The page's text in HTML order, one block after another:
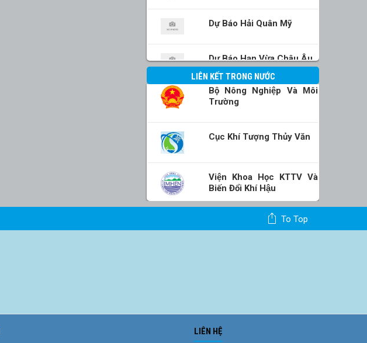
Dự Báo Hải Quân Mỹ
Dự Báo Hạn Vừa Châu Âu
LIÊN KẾT TRONG NƯỚC
Bộ Nông Nghiệp Và Môi
Trường
Cục Khí Tượng Thủy Văn
Viện Khoa Học KTTV Và
Biến Đổi Khí Hậu
To Top
LIÊN HỆ